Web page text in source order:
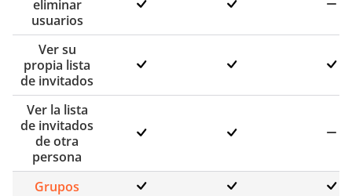
eliminar
usuarios
Ver su
propia lista
de invitados
Ver la lista
de invitados
de otra
persona
Grupos